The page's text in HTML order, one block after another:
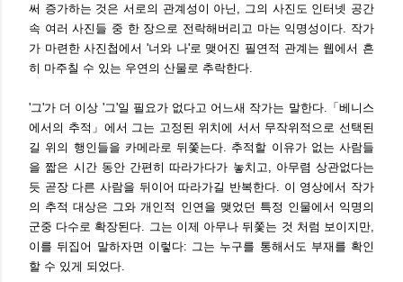
써 증가하는 것은 서로의 관계성이 아닌, 그의 사진도 인터넷 공간
속 여러 사진들 중 한 장으로 전락해버리고 마는 익명성이다. 작가
가 마련한 사진첩에서 '너와 나'로 맺어진 필연적 관계는 웹에서 흔
히 마주칠 수 있는 우연의 산물로 추락한다.
'그'가 더 이상 '그'일 필요가 없다고 어느새 작가는 말한다.「베니스
에서의 추적」에서 그는 고정된 위치에 서서 무작위적으로 선택된
길 위의 행인들을 카메라로 뒤쫓는다. 추적할 이유가 없는 사람들
을 짧은 시간 동안 간편히 따라가다가 놓치고, 아무렴 상관없다는
듯 곧장 다른 사람을 뒤이어 따라가길 반복한다. 이 영상에서 작가
의 추적 대상은 그와 개인적 인연을 맺었던 특정 인물에서 익명의
군중 다수로 확장된다. 그는 이제 아무나 뒤쫓는 것 처럼 보이지만,
이를 뒤집어 말하자면 이렇다: 그는 누구를 통해서도 부재를 확인
할 수 있게 되었다.